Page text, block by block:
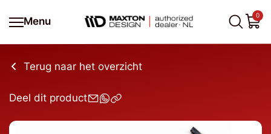
Menu
0
Terug naar het overzicht
Deel dit product